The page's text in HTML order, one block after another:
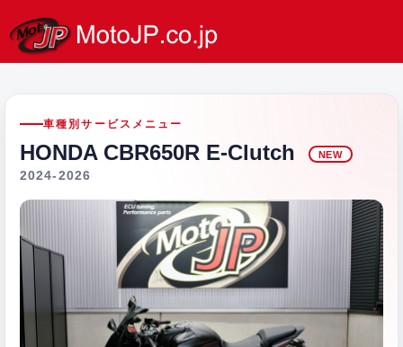
車種別サービスメニュー
HONDA CBR650R E-Clutch NEW
2024-2026